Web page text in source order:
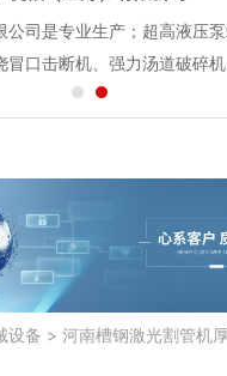
公司是专业生产；超高液压
冒口击断机、强力汤道破碎
裂一体机、采石机械、强力墙
设备 > 河南槽钢激光割管机